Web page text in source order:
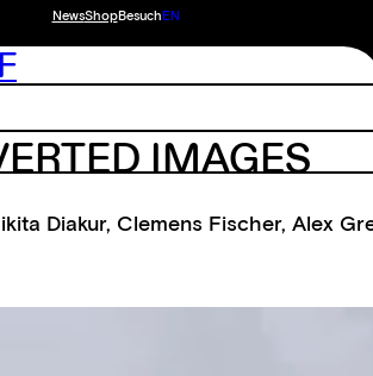
NewsShopBesuchEN
IMAGES
Diakur, Clemens Fischer, Alex